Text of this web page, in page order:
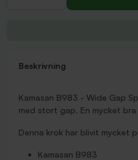
Beskrivning
Kamasan B983 - Wide Gap
med stort gap. En mycket
Denna krok har blivit mycket
Kamasan B983